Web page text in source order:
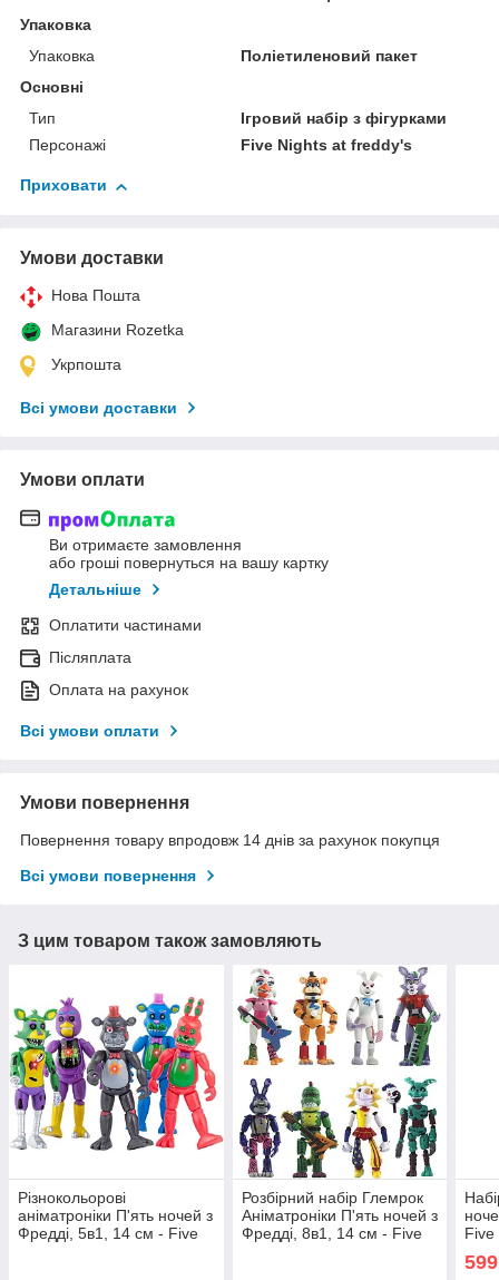
Упаковка
Упаковка
Поліетиленовий пакет
Основні
Тип
Ігровий набір з фігурками
Персонажі
Five Nights at freddy's
Приховати
Умови доставки
Нова Пошта
Магазини Rozetka
Укрпошта
Всі умови доставки
Умови оплати
Ви отримаєте замовлення
або гроші повернуться на вашу картку
Детальніше
Оплатити частинами
Післяплата
Оплата на рахунок
Всі умови оплати
Умови повернення
Повернення товару впродовж 14 днів за рахунок покупця
Всі умови повернення
З цим товаром також замовляють
Різнокольорові
аніматроніки П'ять ночей з
Фредді, 5в1, 14 см - Five
Розбірний набір Глемрок
Аніматроніки П'ять ночей з
Фредді, 8в1, 14 см - Five
Five
599